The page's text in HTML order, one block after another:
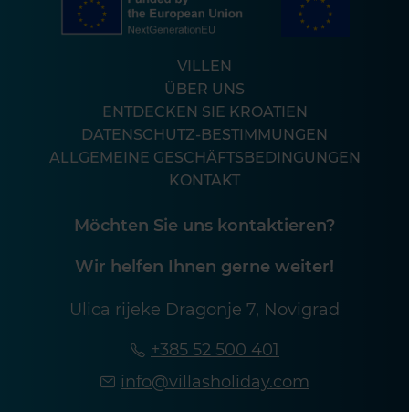
VILLEN
ÜBER UNS
ENTDECKEN SIE KROATIEN
DATENSCHUTZ-BESTIMMUNGEN
ALLGEMEINE GESCHÄFTSBEDINGUNGEN
KONTAKT
Möchten Sie uns kontaktieren?
Wir helfen Ihnen gerne weiter!
Ulica rijeke Dragonje 7, Novigrad
+385 52 500 401
info@villasholiday.com